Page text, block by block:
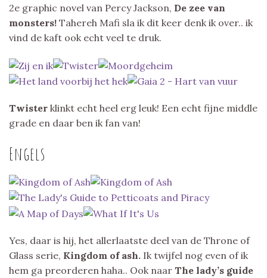
2e graphic novel van Percy Jackson, De zee van
monsters! Tahereh Mafi sla ik dit keer denk ik over.. ik
vind de kaft ook echt veel te druk.
Twister klinkt echt heel erg leuk! Een echt fijne middle
grade en daar ben ik fan van!
Engels
Yes, daar is hij, het allerlaatste deel van de Throne of
Glass serie, Kingdom of ash. Ik twijfel nog even of ik
hem ga preorderen haha.. Ook naar The lady’s guide